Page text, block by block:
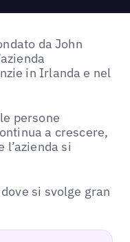
da John
in Irlanda e nel
persone
a crescere,
l’azienda si
si svolge gran